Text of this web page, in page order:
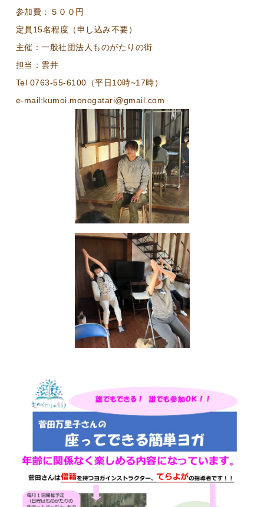
参加費：５００円
定員15名程度（申し込み不要）
主催：一般社団法人ものがたりの街
担当：雲井
Tel 0763-55-6100（平日10時~17時）
e-mail:kumoi.monogatari@gmail.com